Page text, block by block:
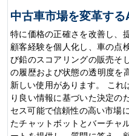
中古車市場を変革す
特に価格の正確さを改善し、
顧客経験を個人化し、車の点
び鉛のスコアリングの販売そ
の履歴および状態の透明度を
新しい使用があります。 これ
り良い情報に基づいた決定の
セス可能で信頼性の高い市場
たチャットボットとバーチャ